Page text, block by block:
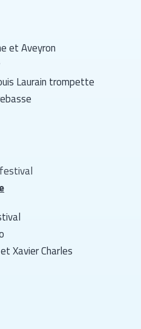
et Aveyron
Laurain trompette
Xavier Charles